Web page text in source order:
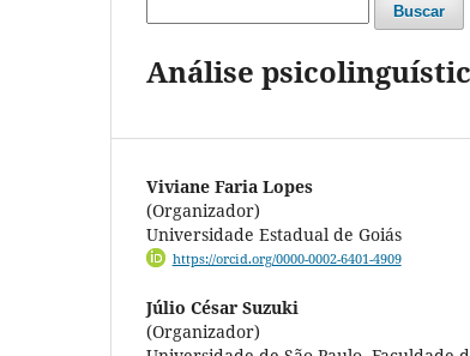
Buscar
Análise
Viviane Faria Lopes
(Organizador)
Universidade Estadual de Goiás
https://orcid.org/0000-0002-6401-4909
Júlio César Suzuki
(Organizador)